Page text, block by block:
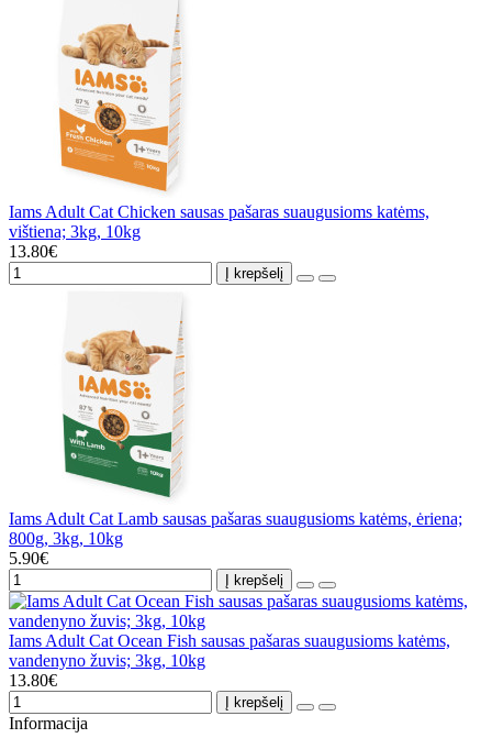
Iams Adult Cat Chicken sausas pašaras suaugusioms katėms,
vištiena; 3kg, 10kg
13.80€
Į krepšelį
Iams Adult Cat Lamb sausas pašaras suaugusioms katėms, ėriena;
800g, 3kg, 10kg
5.90€
Į krepšelį
Iams Adult Cat Ocean Fish sausas pašaras suaugusioms katėms,
vandenyno žuvis; 3kg, 10kg
13.80€
Į krepšelį
Informacija